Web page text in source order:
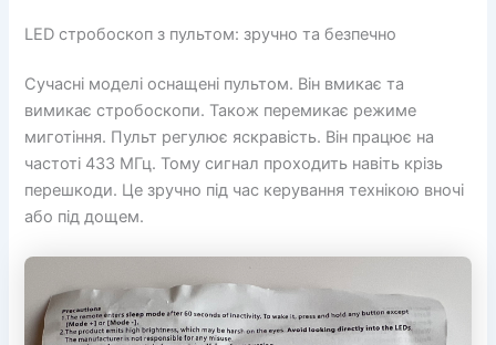
LED стробоскоп з пультом: зручно та безпечно
Сучасні моделі оснащені пультом. Він вмикає та
вимикає стробоскопи. Також перемикає режиме
миготіння. Пульт регулює яскравість. Він працює на
частоті 433 МГц. Тому сигнал проходить навіть крізь
перешкоди. Це зручно під час керування технікою вночі
або під дощем.